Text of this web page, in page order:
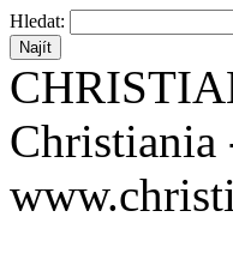
Hledat:
Christiania